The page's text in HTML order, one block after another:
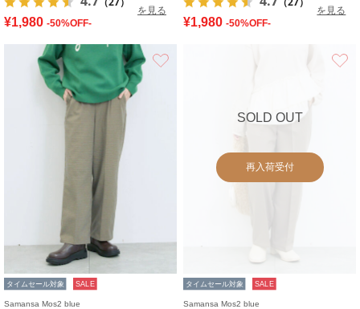
を見る
¥1,980 -50%OFF-
を見る
¥1,980 -50%OFF-
タイムセール対象 SALE
Samansa Mos2 blue
SOLD OUT
再入荷受付
タイムセール対象 SALE
Samansa Mos2 blue